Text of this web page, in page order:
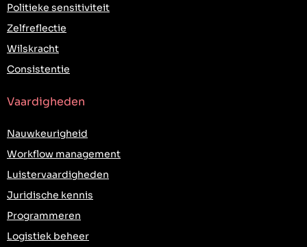
Politieke sensitiviteit
Zelfreflectie
Wilskracht
Consistentie
Vaardigheden
Nauwkeurigheid
Workflow management
Luistervaardigheden
Juridische kennis
Programmeren
Logistiek beheer